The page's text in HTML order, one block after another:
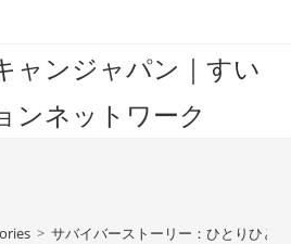
ャンジャパン｜すい
ンネットワーク
> サバイバーストーリー：ひとりひと